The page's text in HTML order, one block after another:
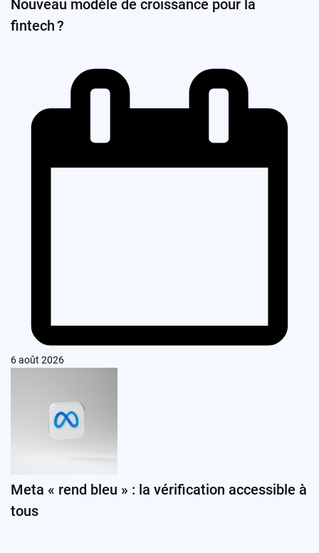
Nouveau modèle de croissance pour la
fintech ?
6 août 2026
Meta « rend bleu » : la vérification accessible à
tous